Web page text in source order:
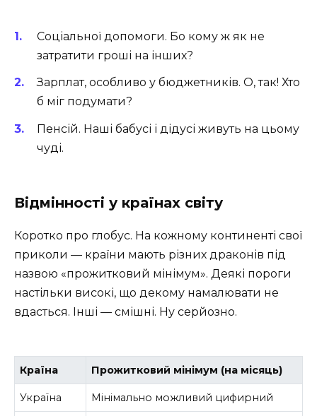
Соціальної допомоги. Бо кому ж як не
затратити гроші на інших?
Зарплат, особливо у бюджетників. О, так! Хто
б міг подумати?
Пенсій. Наші бабусі і дідусі живуть на цьому
чуді.
Відмінності у країнах світу
Коротко про глобус. На кожному континенті свої
приколи — країни мають різних драконів під
назвою «прожитковий мінімум». Деякі пороги
настільки високі, що декому намалювати не
вдасться. Інші — смішні. Ну серйозно.
Країна Прожитковий мінімум (на місяць)
Україна Мінімально можливий цифирний